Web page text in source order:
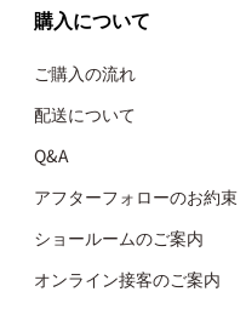
購入について
ご購入の流れ
配送について
Q&A
アフターフォローのお約束
ショールームのご案内
オンライン接客のご案内